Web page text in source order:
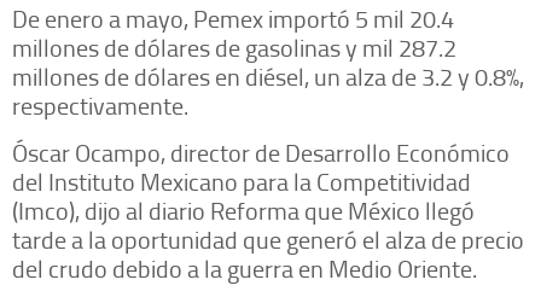
De enero a mayo, Pemex importó 5 mil 20.4
millones de dólares de gasolinas y mil 287.2
millones de dólares en diésel, un alza de 3.2 y 0.8%,
respectivamente.
Óscar Ocampo, director de Desarrollo Económico
del Instituto Mexicano para la Competitividad
(Imco), dijo al diario Reforma que México llegó
tarde a la oportunidad que generó el alza de precio
del crudo debido a la guerra en Medio Oriente.